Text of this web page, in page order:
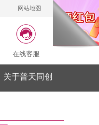
网站地图
在线客服
关于普天同创